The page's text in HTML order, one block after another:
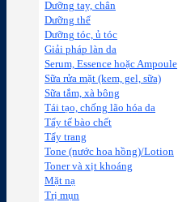
Dưỡng tay, chân
Dưỡng thể
Dưỡng tóc, ủ tóc
Giải pháp làn da
Serum, Essence hoặc Ampoule
Sữa rửa mặt (kem, gel, sữa)
Sữa tắm, xà bông
Tái tạo, chống lão hóa da
Tẩy tế bào chết
Tẩy trang
Tone (nước hoa hồng)/Lotion
Toner và xịt khoáng
Mặt nạ
Trị mụn